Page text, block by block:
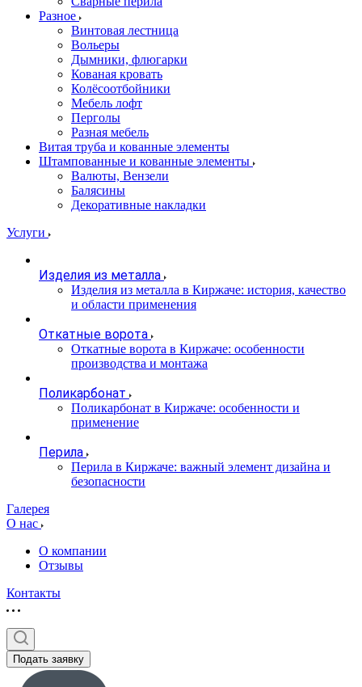
Разное
Винтовая лестница
Вольеры
Дымники, флюгарки
Кованая кровать
Колёсоотбойники
Мебель лофт
Перголы
Разная мебель
Витая труба и кованные элементы
Штампованные и кованные элементы
Валюты, Вензели
Балясины
Декоративные накладки
Услуги
Изделия из металла
Изделия из металла в Киржаче: история, качество
и области применения
Откатные ворота
Откатные ворота в Киржаче: особенности
производства и монтажа
Поликарбонат
Поликарбонат в Киржаче: особенности и
применение
Перила
Перила в Киржаче: важный элемент дизайна и
безопасности
Галерея
О нас
О компании
Отзывы
Контакты
Подать заявку